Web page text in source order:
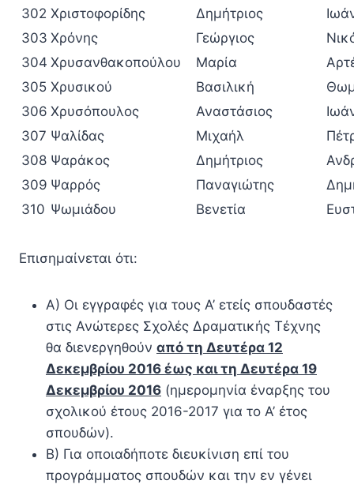
302 Χριστοφορίδης Δημήτριος
303 Χρόνης Γεώργιος
304 Χρυσανθακοπούλου Μαρία
305 Χρυσικού Βασιλική
306 Χρυσόπουλος Αναστάσιος
307 Ψαλίδας Μιχαήλ
308 Ψαράκος Δημήτριος
309 Ψαρρός Παναγιώτης
310 Ψωμιάδου Βενετία
Επισημαίνεται ότι:
Α) Οι εγγραφές για τους Α’ ετείς σπουδαστές
στις Ανώτερες Σχολές Δραματικής Τέχνης
θα διενεργηθούν από τη Δευτέρα 12
Δεκεμβρίου 2016 έως και τη Δευτέρα 19
Δεκεμβρίου 2016 (ημερομηνία έναρξης του
σχολικού έτους 2016-2017 για το Α’ έτος
σπουδών).
Β) Για οποιαδήποτε διευκίνιση επί του
προγράμματος σπουδών και την εν γένει